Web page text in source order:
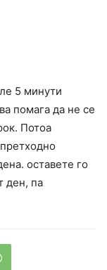
5 минути
помага да не се
Потоа
оставете го
ден, па